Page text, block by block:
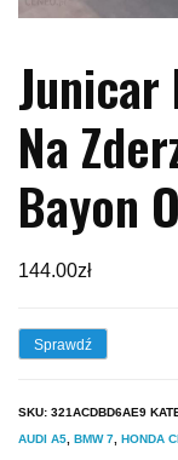
Junicar
Na
Bayon
144.00zł
Sprawdź
SKU: 321ACDBD6AE9
AUDI A5, BMW 7, HONDA